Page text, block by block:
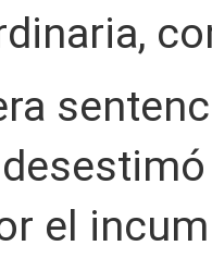
el